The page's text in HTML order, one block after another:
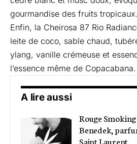
gourmandise des fruits tropicaux.
Enfin, la Cheirosa 87 Rio
leite de coco, sable chaud,
ylang, vanille crémeuse et
l’essence même de Copacabana.
A lire aussi
Rouge
Benedek,
Saint Laurent